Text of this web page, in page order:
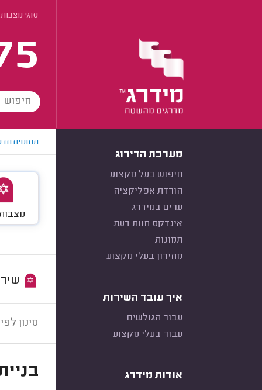
סוגי
מערכת הדירוג
חיפוש בעל מקצוע
הורדת אפליקציה
ערים במידרג
אינדקס חוות דעת
תמונות
מחירון בעלי מקצוע
איך עובד השירות
עבור הגולשים
עבור בעלי מקצוע
אודות מידרג
תחומים
סינון